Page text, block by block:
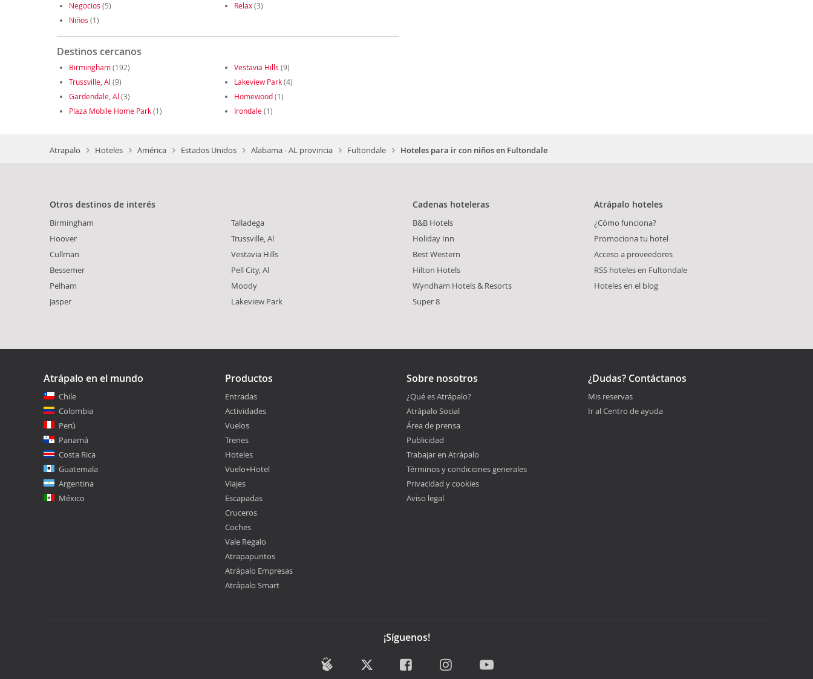
Negocios (5) Relax(3)
Niños (1)
Destinos cercanos
Birmingham(192) Vestavia Hills (9)
Trussville, Al (9) Lakeview Park(4)
Gardendale, Al (3) Homewood(1)
Plaza Mobile Home Park(1) Irondale(1)
Atrapalo Hoteles América Estados Unidos Alabama - AL provincia Fultondale Hoteles para ir con niños en Fultondale
Otros destinos de interés
Birmingham
Hoover
Cullman
Bessemer
Pelham
Jasper
Talladega
Trussville, Al
Vestavia Hills
Pell City, Al
Moody
Lakeview Park
Cadenas hoteleras
B&B Hotels
Holiday Inn
Best Western
Hilton Hotels
Wyndham Hotels & Resorts
Super 8
Atrápalo hoteles
¿Cómo funciona?
Promociona tu hotel
Acceso a proveedores
RSS hoteles en Fultondale
Hoteles en el blog
Atrápalo en el mundo
Chile
Colombia
Perú
Panamá
Costa Rica
Guatemala
Argentina
México
Productos
Entradas
Actividades
Vuelos
Trenes
Hoteles
Vuelo+Hotel
Viajes
Escapadas
Cruceros
Coches
Vale Regalo
Atrapapuntos
Atrápalo Empresas
Atrápalo Smart
Sobre nosotros
¿Qué es Atrápalo?
Atrápalo Social
Área de prensa
Publicidad
Trabajar en Atrápalo
Términos y condiciones generales
Privacidad y cookies
Aviso legal
¿Dudas? Contáctanos
Mis reservas
Ir al Centro de ayuda
¡Síguenos!